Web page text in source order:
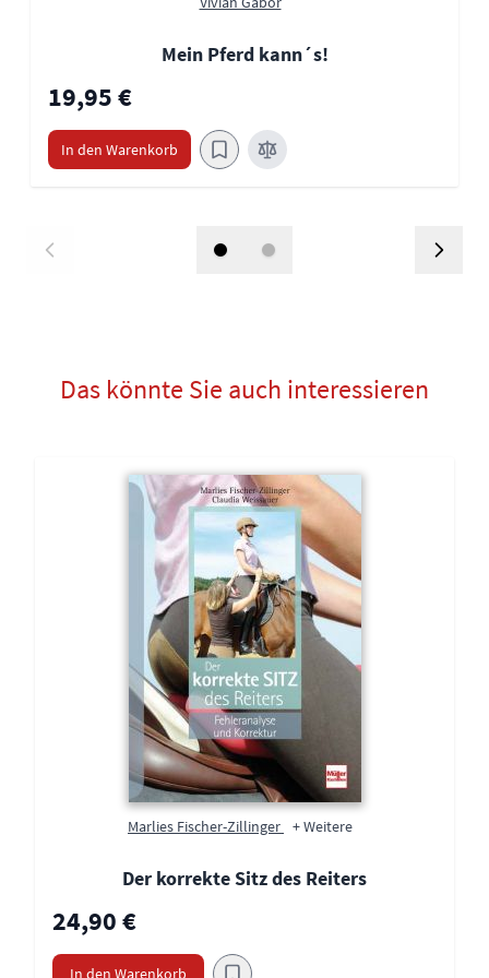
Mein Pferd kann´s!
19,95 €
In den Warenkorb
Das könnte Sie auch interessieren
Marlies Fischer-Zillinger + Weitere
Der korrekte Sitz des Reiters
24,90 €
In den Warenkorb